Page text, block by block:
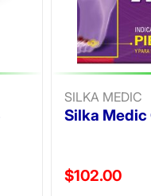
SILKA MEDIC
Silka Medic
Precio
$102.00